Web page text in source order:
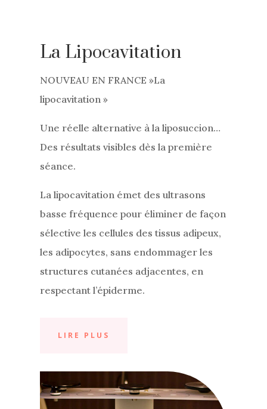
La Lipocavitation
NOUVEAU EN FRANCE »La
lipocavitation »
Une réelle alternative à la liposuccion…
Des résultats visibles dès la première
séance.
La lipocavitation émet des ultrasons
basse fréquence pour éliminer de façon
sélective les cellules des tissus adipeux,
les adipocytes, sans endommager les
structures cutanées adjacentes, en
respectant l’épiderme.
LIRE PLUS